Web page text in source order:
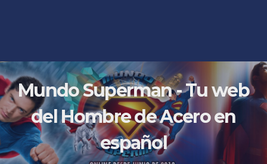
Mundo Superman - Tu web
del Hombre de Acero en
español